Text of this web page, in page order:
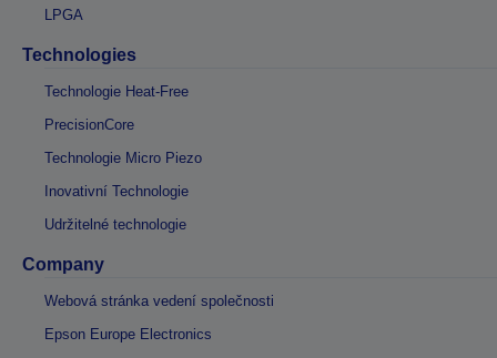
LPGA
Technologies
Technologie Heat-Free
PrecisionCore
Technologie Micro Piezo
Inovativní Technologie
Udržitelné technologie
Company
Webová stránka vedení společnosti
Epson Europe Electronics